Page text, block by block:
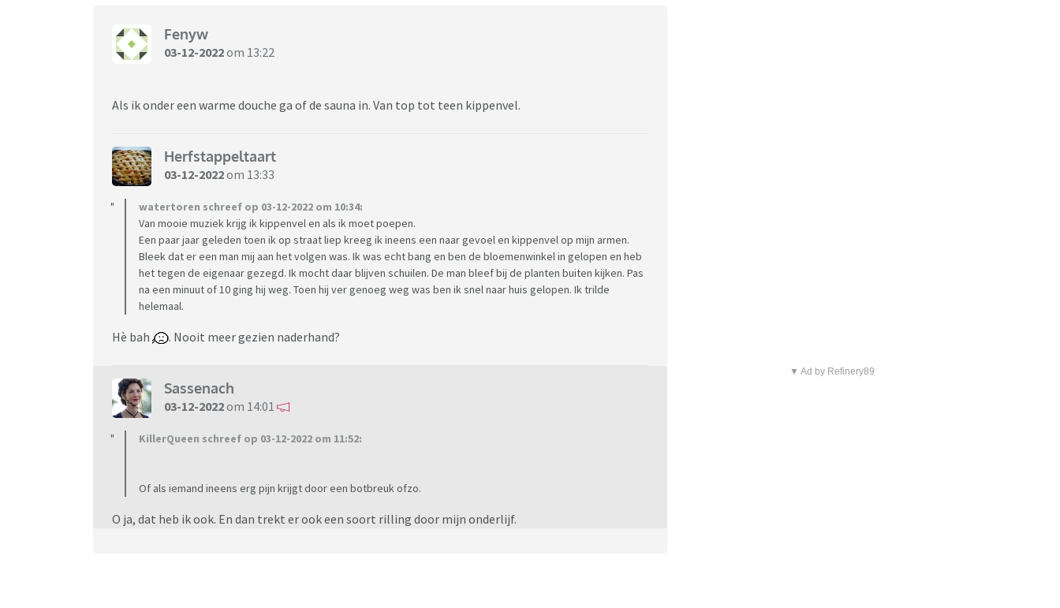
Fenyw
03-12-2022om 13:22
Als ik onder een warme douche ga of de sauna in. Van top tot teen kippenvel.
Herfstappeltaart
03-12-2022om 13:33
watertoren schreef op 03-12-2022 om 10:34:
Van mooie muziek krijg ik kippenvel en als ik moet poepen.
Een paar jaar geleden toen ik op straat liep kreeg ik ineens een naar gevoel en kippenvel op mijn armen.
Bleek dat er een man mij aan het volgen was. Ik was echt bang en ben de bloemenwinkel in gelopen en heb
het tegen de eigenaar gezegd. Ik mocht daar blijven schuilen. De man bleef bij de planten buiten kijken. Pas
na een minuut of 10 ging hij weg. Toen hij ver genoeg weg was ben ik snel naar huis gelopen. Ik trilde
helemaal.
Hè bah . Nooit meer gezien naderhand?
Sassenach
03-12-2022om 14:01
KillerQueen schreef op 03-12-2022 om 11:52:
Of als iemand ineens erg pijn krijgt door een botbreuk ofzo.
O ja, dat heb ik ook. En dan trekt er ook een soort rilling door mijn onderlijf.
▼ Ad by Refinery89